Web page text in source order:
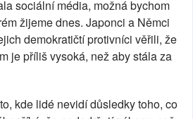
sociální média, možná bychom
žijeme dnes. Japonci a Němci
demokratičtí protivníci věřili, že
je příliš vysoká, než aby stála za
kde lidé nevidí důsledky toho, co